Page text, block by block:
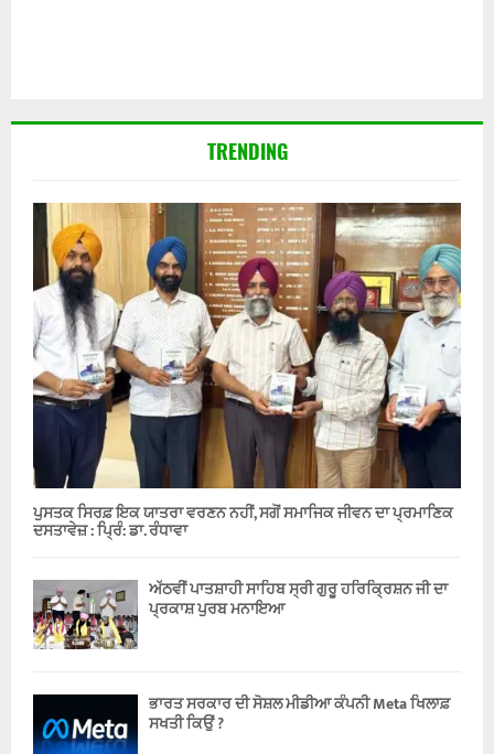
TRENDING
ਪੁਸਤਕ ਸਿਰਫ਼ ਇਕ ਯਾਤਰਾ ਵਰਣਨ ਨਹੀਂ, ਸਗੋਂ ਸਮਾਜਿਕ ਜੀਵਨ ਦਾ ਪ੍ਰਮਾਣਿਕ
ਦਸਤਾਵੇਜ਼ : ਪ੍ਰਿੰ: ਡਾ. ਰੰਧਾਵਾ
ਅੱਠਵੀਂ ਪਾਤਸ਼ਾਹੀ ਸਾਹਿਬ ਸ੍ਰੀ ਗੁਰੂ ਹਰਿਕ੍ਰਿਸ਼ਨ ਜੀ ਦਾ
ਪ੍ਰਕਾਸ਼ ਪੁਰਬ ਮਨਾਇਆ
ਭਾਰਤ ਸਰਕਾਰ ਦੀ ਸੋਸ਼ਲ ਮੀਡੀਆ ਕੰਪਨੀ Meta ਖਿਲਾਫ਼
ਸਖਤੀ ਕਿਉਂ ?